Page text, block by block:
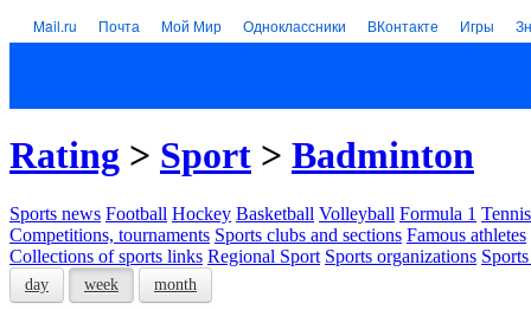
Mail.ru Почта Мой Мир Одноклассники ВКонтакте Игры
Rating > Sport > Badminton
Sports news Football Hockey Basketball Volleyball Formula 1 Tennis
Competitions, tournaments Sports clubs and sections Famous athletes
Collections of sports links Regional Sport Sports organizations
day week month